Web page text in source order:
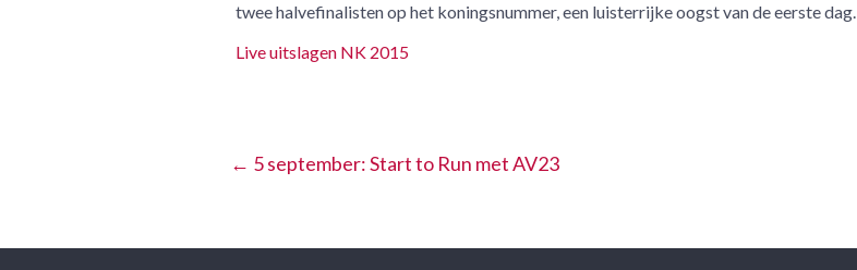
twee halvefinalisten op het koningsnummer, een luisterrijke oogst van de eerste dag.
Live uitslagen NK 2015
← 5 september: Start to Run met AV23